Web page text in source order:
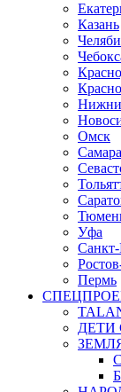
Казань
Омск
Самара
Уфа
Санкт-
Пермь
ДЕТИ